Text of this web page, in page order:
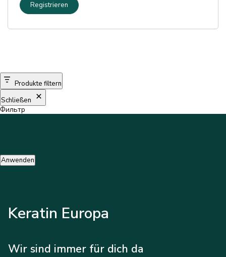
Registrieren
Produkte filtern
Schließen
Фильтр
Anwenden
Keratin Europa
Wir sind immer für dich da